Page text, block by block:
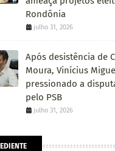
Rondônia
julho 31, 2026
Após desistência de
Moura, Vinícius
pressionado a
pelo PSB
julho 31, 2026